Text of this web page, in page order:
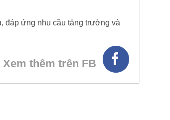
đáp ứng nhu cầu tăng trưởng và
Xem thêm trên FB